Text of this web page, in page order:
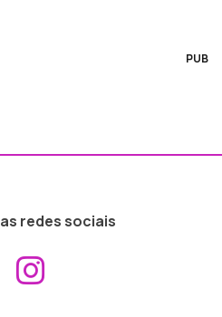
PUB
redes sociais
Aceder ao